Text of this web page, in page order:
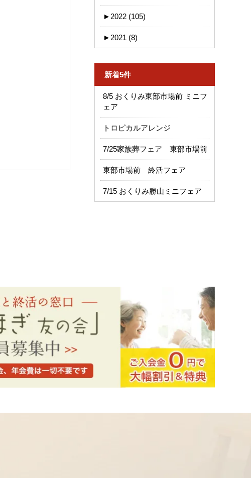
► 2022 (105)
► 2021 (8)
新着5件
8/5 おくりみ東部市場前 ミニフ
ェア
トロピカルアレンジ
7/25家族葬フェア 東部市場前
東部市場前 終活フェア
7/15 おくりみ勝山ミニフェア